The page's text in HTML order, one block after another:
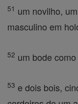
51 um novilho,
masculino em
52 um bode
53 e dois bois,